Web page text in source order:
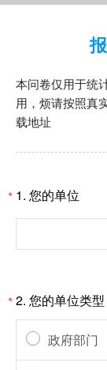
本问卷仅用于统
用，烦请按照真
载地址
* 1. 您的单位
*2. 您的单位类型
政府部门